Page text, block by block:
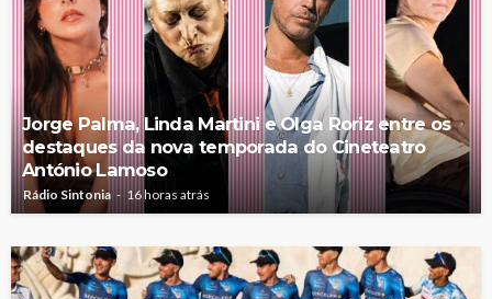
Jorge Palma, Linda Martini e Olga Roriz entre os
destaques da nova temporada do Cineteatro
António Lamoso
Rádio Sintonia 16 horas atrás